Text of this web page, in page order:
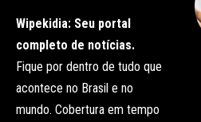
Wipekidia: Seu portal
completo de notícias.
Fique por dentro de tudo que
acontece no Brasil e no
mundo. Cobertura em tempo